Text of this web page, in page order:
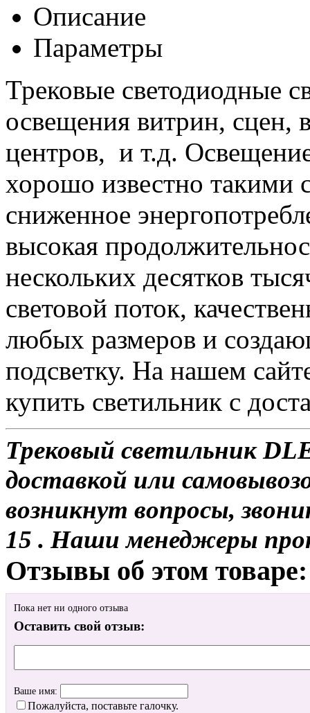
Описание
Параметры
Трековые светодиодные
освещения витрин, сцен,
центров, и т.д.
хорошо известно такими
сниженное
высокая
нескольких десятков
световой поток,
любых размеров и
подсветку. На нашем
купить светильник с
Трековый светильник
доставкой или
возникнут вопросы,
15 . Наши менеджеры
Отзывы об этом товаре:
Пока нет ни одного отзыва
Оставить свой отзыв:
Ваше имя:
Пожалуйста, поставьте галочку.